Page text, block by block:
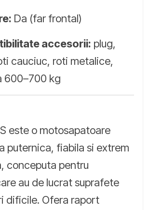
Da (far frontal)
accesorii: plug,
cauciuc, roti metalice,
600–700 kg
este o motosapatoare
puternica, fiabila si extrem
conceputa pentru
au de lucrat suprafete
dificile. Ofera raport